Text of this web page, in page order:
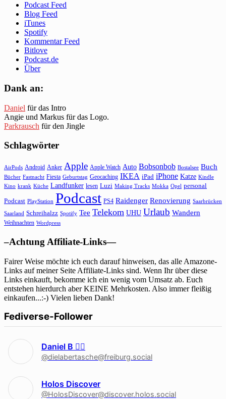
Podcast Feed
Blog Feed
iTunes
Spotify
Kommentar Feed
Bitlove
Podcast.de
Über
Dank an:
Daniel für das Intro
Angie und Markus für das Logo.
Parkrausch für den Jingle
Schlagwörter
AirPods Android Anker Apple Apple Watch Auto Bobsonbob Bostalsee Buch
Bücher Fastnacht Fiesta Geburtstag Geocaching IKEA iPad iPhone Katze Kindle
Kino krank Küche Landfunker lesen Luzi Making Tracks Mokka Opel personal
Podcast PlayStation Podcast PS4 Raidenger Renovierung Saarbrücken
Saarland Schreihalzz Spotify Tee Telekom UHU Urlaub Wandern
Weihnachten Wordpress
–Achtung Affiliate-Links—
Fairer Weise möchte ich euch darauf hinweisen, das alle Amazone-
Links auf meiner Seite Affiliate-Links sind. Wenn Ihr über diese
Links einkauft, bekomme ich ein wenig vom Umsatz ab. Euch
entstehen hierdurch aber KEINE Mehrkosten. Also immer fleißig
einkaufen...:-) Vielen lieben Dank!
Fediverse-Follower
Daniel B 🏳‍🌈
@dielabertasche@freiburg.social
Holos Discover
@HolosDiscover@discover.holos.social